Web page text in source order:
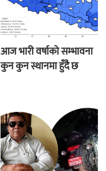
आज भारी वर्षाको सम्भावना
कुन कुन स्थानमा हुँदै छ